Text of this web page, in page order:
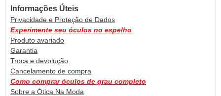
Informações Úteis
Privacidade e Proteção de Dados
Experimente seu óculos no espelho
Produto avariado
Garantia
Troca e devolução
Cancelamento de compra
Como comprar óculos de grau completo
Sobre a Ótica Na Moda